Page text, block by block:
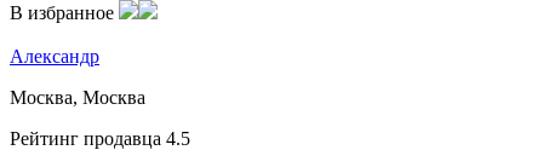
В избранное
Александр
Москва, Москва
Рейтинг продавца 4.5